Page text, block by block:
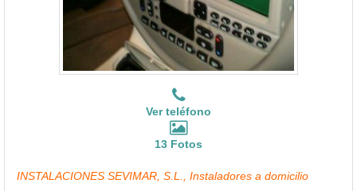
Ver teléfono
13 Fotos
INSTALACIONES SEVIMAR, S.L., Instaladores a domicilio